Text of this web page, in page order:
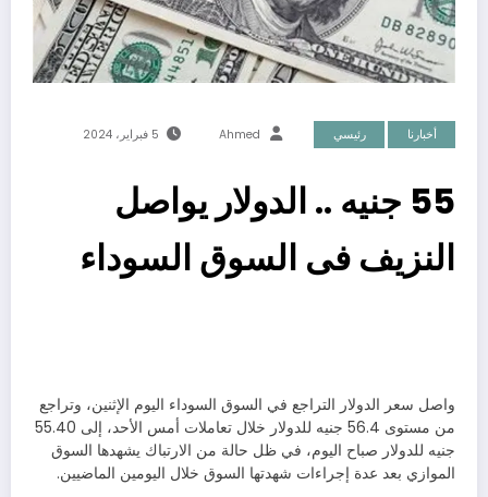
أخبارنا رئيسي Ahmed 5 فبراير، 2024
55 جنيه .. الدولار يواصل
النزيف فى السوق السوداء
واصل سعر الدولار التراجع في السوق السوداء اليوم الإثنين، وتراجع
من مستوى 56.4 جنيه للدولار خلال تعاملات أمس الأحد، إلى 55.40
جنيه للدولار صباح اليوم، في ظل حالة من الارتباك يشهدها السوق
الموازي بعد عدة إجراءات شهدتها السوق خلال اليومين الماضيين.